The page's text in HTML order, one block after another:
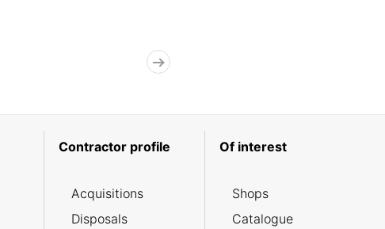
Contractor profile
Acquisitions
Disposals
Of interest
Shops
Catalogue